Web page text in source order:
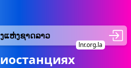
ແຫ່ງຊາດລາວ
lnr.org.la